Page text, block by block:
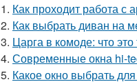
1. Как проходит работа с
2. Как выбрать диван на
3. Царга в комоде: что
4. Современные окна hi-
5. Какое окно выбрать